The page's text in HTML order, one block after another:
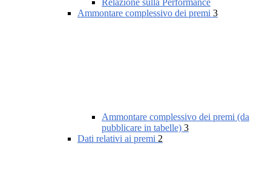
Relazione sulla Performance
Ammontare complessivo dei premi 3
Ammontare complessivo dei premi (da
pubblicare in tabelle) 3
Dati relativi ai premi 2